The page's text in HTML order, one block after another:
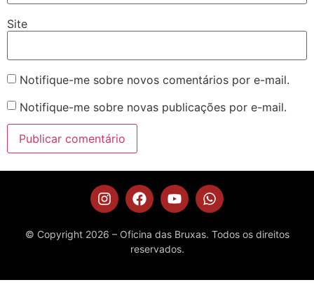
Site
Notifique-me sobre novos comentários por e-mail.
Notifique-me sobre novas publicações por e-mail.
© Copyright 2026 – Oficina das Bruxas. Todos os direitos
reservados.